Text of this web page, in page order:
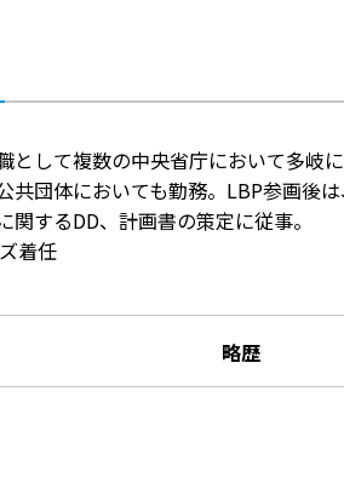
して複数の中央省庁において多岐
共団体においても勤務。LBP参画後
するDD、計画書の策定に従事。
着任
略歴